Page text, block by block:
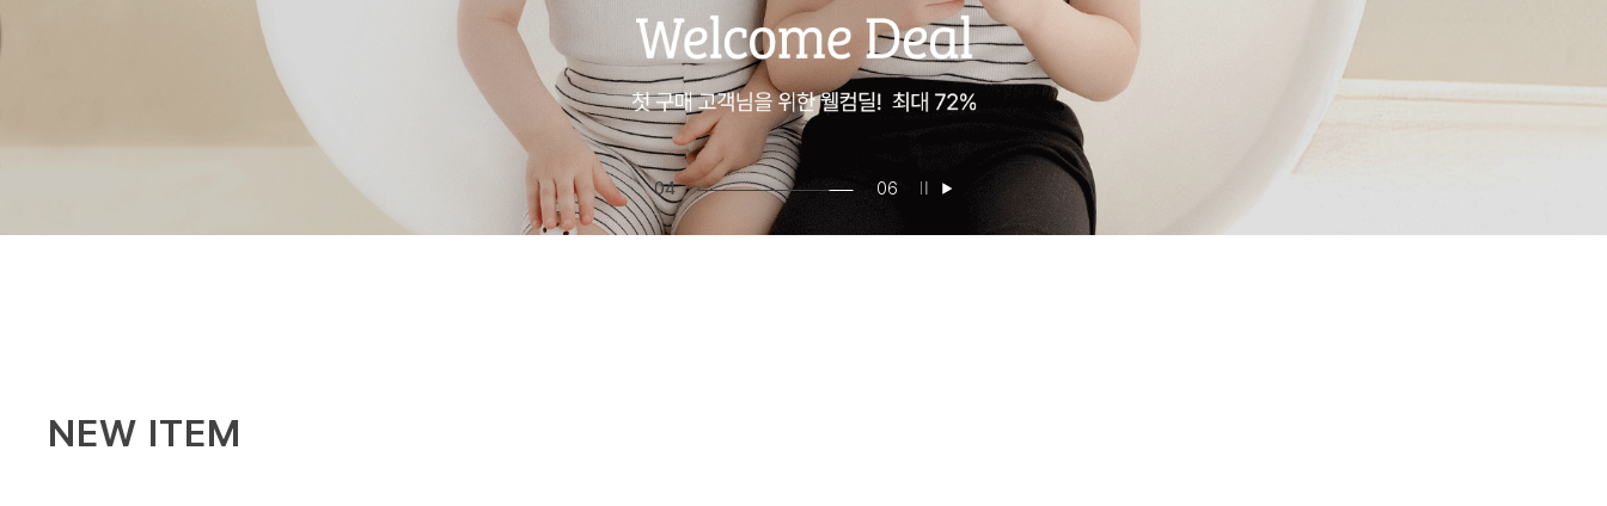
04 06
NEW ITEM